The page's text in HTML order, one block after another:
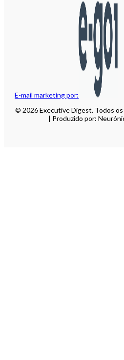
E-mail marketing por:
© 2026 Executive Digest. Todos
| Produzido por: